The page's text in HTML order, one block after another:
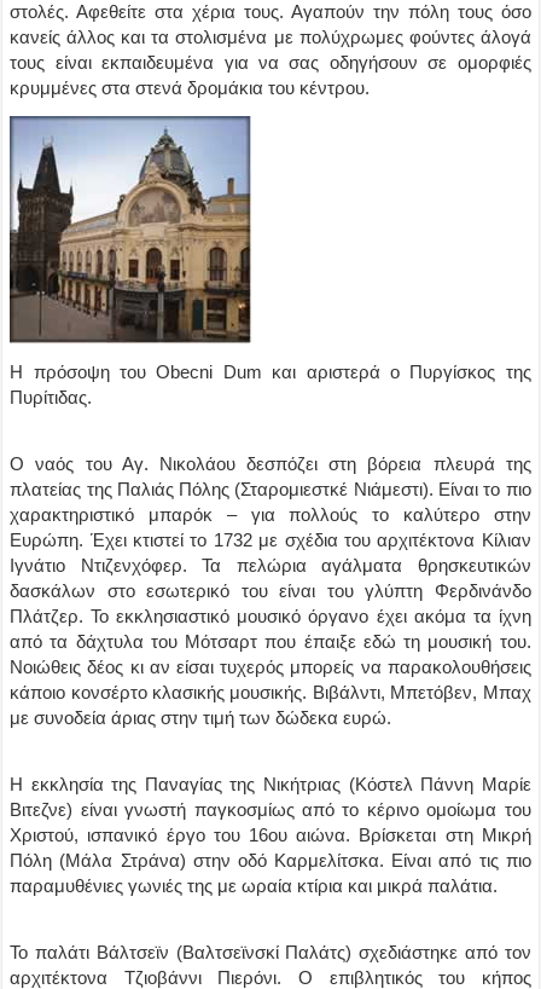
στολές. Αφεθείτε στα χέρια τους. Αγαπούν την πόλη τους όσο
κανείς άλλος και τα στολισμένα με πολύχρωμες φούντες άλογά
τους είναι εκπαιδευμένα για να σας οδηγήσουν σε ομορφιές
κρυμμένες στα στενά δρομάκια του κέντρου.
Η πρόσοψη του Obecni Dum και αριστερά ο Πυργίσκος της
Πυρίτιδας.
Ο ναός του Αγ. Νικολάου δεσπόζει στη βόρεια πλευρά της
πλατείας της Παλιάς Πόλης (Σταρομιεστκέ Νιάμεστι). Είναι το πιο
χαρακτηριστικό μπαρόκ – για πολλούς το καλύτερο στην
Ευρώπη. Έχει κτιστεί το 1732 με σχέδια του αρχιτέκτονα Κίλιαν
Ιγνάτιο Ντιζενχόφερ. Τα πελώρια αγάλματα θρησκευτικών
δασκάλων στο εσωτερικό του είναι του γλύπτη Φερδινάνδο
Πλάτζερ. Το εκκλησιαστικό μουσικό όργανο έχει ακόμα τα ίχνη
από τα δάχτυλα του Μότσαρτ που έπαιξε εδώ τη μουσική του.
Νοιώθεις δέος κι αν είσαι τυχερός μπορείς να παρακολουθήσεις
κάποιο κονσέρτο κλασικής μουσικής. Βιβάλντι, Μπετόβεν, Μπαχ
με συνοδεία άριας στην τιμή των δώδεκα ευρώ.
Η εκκλησία της Παναγίας της Νικήτριας (Κόστελ Πάννη Μαρίε
Βιτεζνε) είναι γνωστή παγκοσμίως από το κέρινο ομοίωμα του
Χριστού, ισπανικό έργο του 16ου αιώνα. Βρίσκεται στη Μικρή
Πόλη (Μάλα Στράνα) στην οδό Καρμελίτσκα. Είναι από τις πιο
παραμυθένιες γωνιές της με ωραία κτίρια και μικρά παλάτια.
Το παλάτι Βάλτσεϊν (Βαλτσεϊνσκί Παλάτς) σχεδιάστηκε από τον
αρχιτέκτονα Τζιοβάννι Πιερόνι. Ο επιβλητικός του κήπος